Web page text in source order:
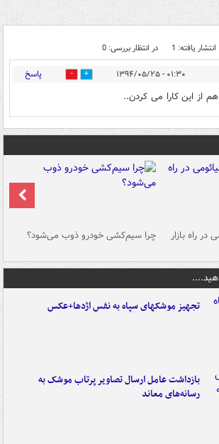
انتشار یافته: 1 در انتظار بررسی: 0
۰۱:۳۰ - ۱۳۹۴/۰۵/۲۵ 0 پاسخ
از این کارا می کردن..
راه بازار چرا سیم‌کشی خودرو ذوب می‌شود؟
تجهیز موشکهای سپاه به نفس اژدها+عکس
بازداشت عامل ارسال تصاویر پرتاب موشک به
رسانه‌های معاند